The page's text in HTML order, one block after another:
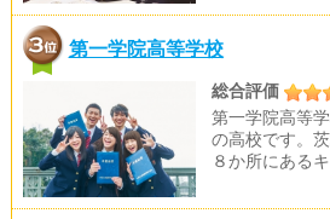
第一学院高等学校
総合評価
第一学院高等
の高校です。
８か所にある